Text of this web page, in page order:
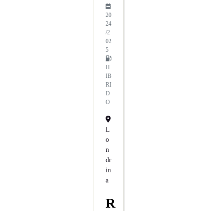
20
24
/2
02
5
H
IB
RI
D
O
L
O
N
Dr
In
A
R